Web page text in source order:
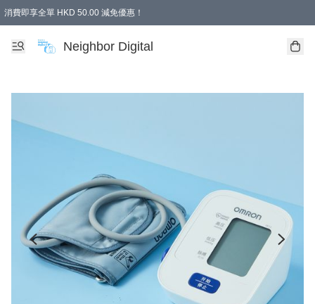
消費即享全單 HKD 50.00 減免優惠！
Neighbor Digital